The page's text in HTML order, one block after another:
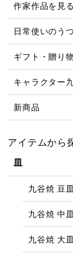
作家作品を見る
日常使いのう
ギフト・贈り物
キャラクター
新商品
アイテムから
皿
九谷焼 豆
九谷焼 中
九谷焼 大